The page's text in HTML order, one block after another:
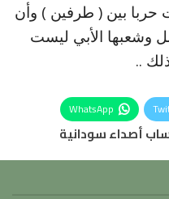
حربا بين ( طرفين ) وأن
وشعبها الأبي ليست
..
WhatsApp
أصداء سودانية